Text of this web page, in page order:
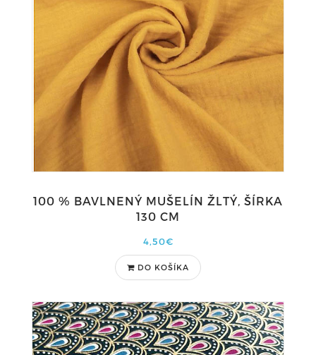
100 % BAVLNENÝ MUŠELÍN ŽLTÝ, ŠÍRKA
130 CM
4,50€
DO KOŠÍKA